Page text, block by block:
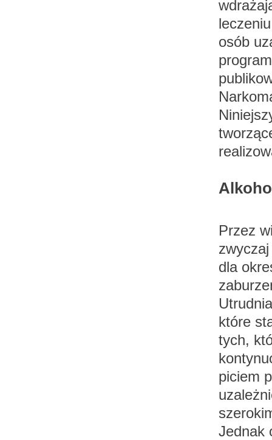
leczeniu
osób
Przez
dla
które
tych,
piciem
Jednak